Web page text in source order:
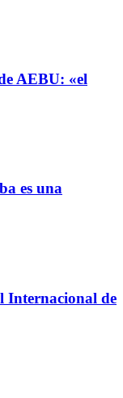
AEBU: «el
es una
Internacional de